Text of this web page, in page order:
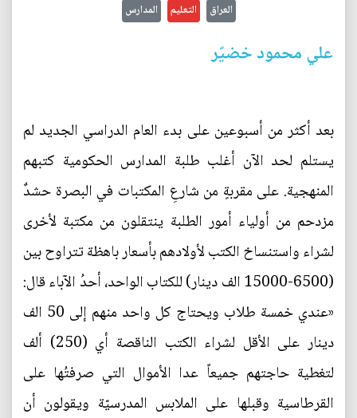
العراق التعليم المدارس
علي محمود خضيّر
بعد أكثر من أسبوعين على بدء العام الدراسي الجديد لم
يستلم لحد الآن أغلب طلبة المدارس الحكومية كتبهم
المنهجية. على مقربةٍ من شارعِ المكتبات في البصرة حشدٌ
مزدحم من أولياء أمور الطلبة ينتقلون من مكتبة لأخرى
لشراء واستنساخ الكتب لأولادهم بأسعار باهظة تتراوح بين
(6500-15000 الف دينار) للكتاب الواحد، أحدُ الآباء قال:
«عندي خمسة طلاب ويحتاج كل واحد منهم إلى 50 الف
دينار على الأقل لشراء الكتب الناقصة أي (250) ألف
لتغطية حاجتهم جميعاً عدا الأموال التي صرفتُها على
القرطاسية وقبلها على الملابس المدرسيّة ويقولون أن